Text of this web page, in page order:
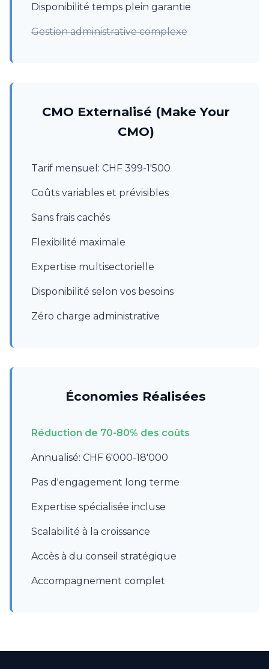
Disponibilité temps plein garantie
Gestion administrative complexe
CMO Externalisé (Make Your
CMO)
Tarif mensuel: CHF 399-1'500
Coûts variables et prévisibles
Sans frais cachés
Flexibilité maximale
Expertise multisectorielle
Disponibilité selon vos besoins
Zéro charge administrative
Économies Réalisées
Réduction de 70-80% des coûts
Annualisé: CHF 6'000-18'000
Pas d'engagement long terme
Expertise spécialisée incluse
Scalabilité à la croissance
Accès à du conseil stratégique
Accompagnement complet